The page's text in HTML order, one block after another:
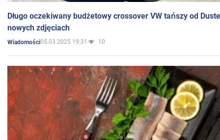
Długo oczekiwany budżetowy crossover VW tańszy od
nowych zdjęciach
Wiadomości05.03.2025 19:31 10